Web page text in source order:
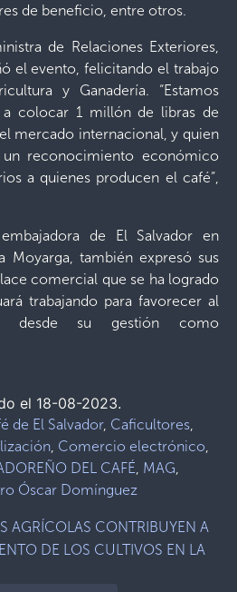
de beneficio, entre otros.
de Relaciones Exteriores,
el evento, felicitando el trabajo
y Ganadería. “Estamos
colocar 1 millón de libras de
mercado internacional, y quien
reconocimiento económico
a quienes producen el café”,
de El Salvador en
Moyarga, también expresó sus
comercial que se ha logrado
trabajando para favorecer al
desde su gestión como
el 18-08-2023.
de El Salvador, Caficultores,
, Comercio electrónico,
DEL CAFÉ, MAG,
Óscar Domínguez
AGRÍCOLAS CONTRIBUYEN A
DE LOS CULTIVOS EN LA